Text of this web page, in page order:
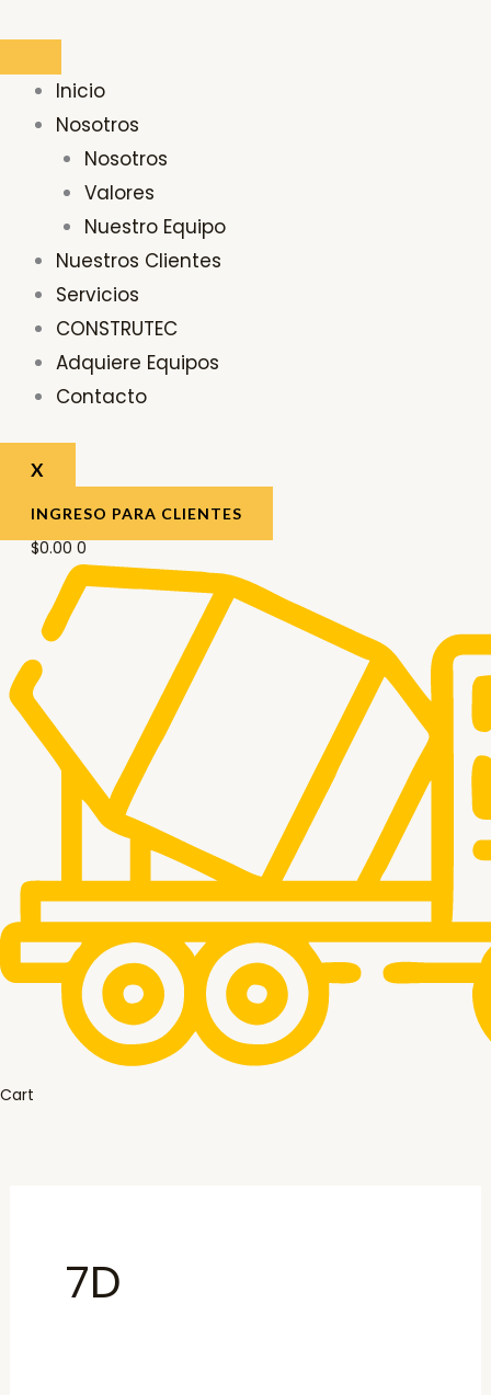
contenido
Inicio
Nosotros
Nosotros
Valores
Nuestro Equipo
Nuestros Clientes
Servicios
CONSTRUTEC
Adquiere Equipos
Contacto
X
INGRESO PARA CLIENTES
$0.00 0
Cart
7D